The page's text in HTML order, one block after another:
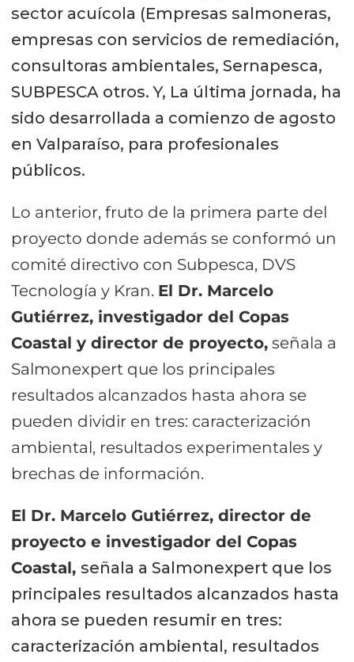
sector acuícola (Empresas salmoneras,
empresas con servicios de remediación,
consultoras ambientales, Sernapesca,
SUBPESCA otros. Y, La última jornada, ha
sido desarrollada a comienzo de agosto
en Valparaíso, para profesionales
públicos.
Lo anterior, fruto de la primera parte del
proyecto donde además se conformó un
comité directivo con Subpesca, DVS
Tecnología y Kran. El Dr. Marcelo
Gutiérrez, investigador del Copas
Coastal y director de proyecto,señala a
Salmonexpert que los principales
resultados alcanzados hasta ahora se
pueden dividir en tres: caracterización
ambiental, resultados experimentales y
brechas de información.
El Dr. Marcelo Gutiérrez, director de
proyecto e investigador del Copas
Coastal, señala a Salmonexpert que los
principales resultados alcanzados hasta
ahora se pueden resumir en tres:
caracterización ambiental, resultados